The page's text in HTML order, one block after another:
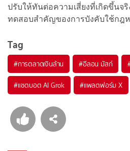
ปรับให้ทันต่อความเสี่ยงที่เกิดขึ้นจ
ทดสอบสำคัญของการบังคับใช้กฎ
Tag
#การตลาดเงินล้าน #อีลอน มัสก์
#แชตบอต AI Grok #แพลตฟอร์ม X